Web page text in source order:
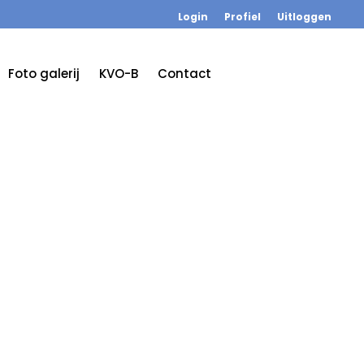
Login Profiel Uitloggen
Foto galerij KVO-B Contact